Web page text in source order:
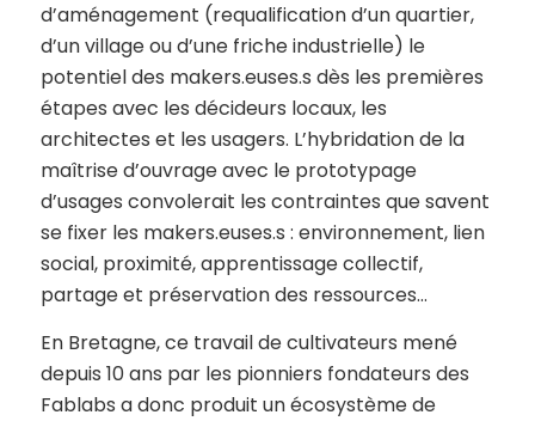
d’aménagement (requalification d’un quartier,
d’un village ou d’une friche industrielle) le
potentiel des makers.euses.s dès les premières
étapes avec les décideurs locaux, les
architectes et les usagers. L’hybridation de la
maîtrise d’ouvrage avec le prototypage
d’usages convolerait les contraintes que savent
se fixer les makers.euses.s : environnement, lien
social, proximité, apprentissage collectif,
partage et préservation des ressources…
En Bretagne, ce travail de cultivateurs mené
depuis 10 ans par les pionniers fondateurs des
Fablabs a donc produit un écosystème de